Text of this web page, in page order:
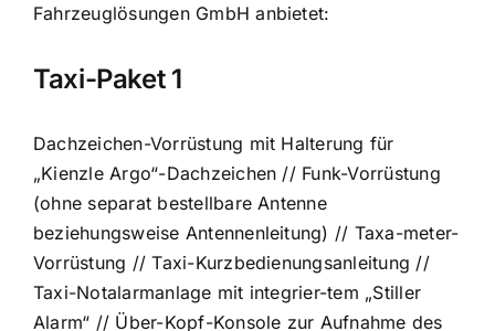
Fahrzeuglösungen GmbH anbietet:
Taxi-Paket 1
Dachzeichen-Vorrüstung mit Halterung für
„Kienzle Argo“-Dachzeichen // Funk-Vorrüstung
(ohne separat bestellbare Antenne
beziehungsweise Antennenleitung) // Taxa-meter-
Vorrüstung // Taxi-Kurzbedienungsanleitung //
Taxi-Notalarmanlage mit integrier-tem „Stiller
Alarm“ // Über-Kopf-Konsole zur Aufnahme des